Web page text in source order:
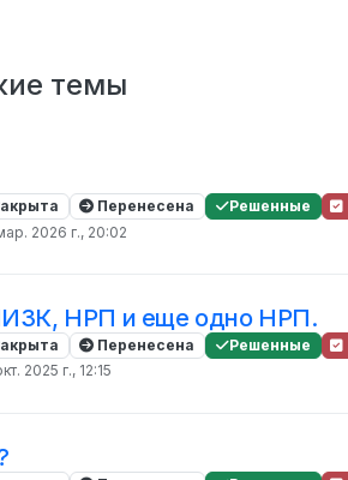
темы
Перенесена Решенные
2026 г., 20:02
НРП и еще одно НРП.
Перенесена Решенные
2025 г., 12:15